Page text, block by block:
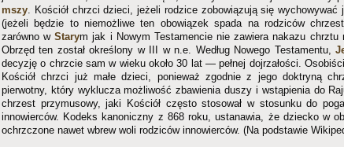
mszy. Kościół chrzci dzieci, jeżeli rodzice zobowiązują się wychowywać
(jeżeli będzie to niemożliwe ten obowiązek spada na rodziców
zarówno wStarym jak i Nowym Testamencie nie zawiera nakazu chrztu
Obrzęd ten został określony w III w n.e. Według Nowego Testamentu,
decyzję o chrzcie sam w wieku około 30 lat — pełnej dojrzałości.
Kościół chrzci już małe dzieci, ponieważ zgodnie z jego doktryną
pierwotny, który wyklucza możliwość zbawienia duszy i wstąpienia do
chrzest przymusowy, jaki Kościół często stosował w stosunku do
innowierców. Kodeks kanoniczny z 868 roku, ustanawia, że dziecko w
ochrzczone nawet wbrew woli rodziców innowierców. (Na podstawie